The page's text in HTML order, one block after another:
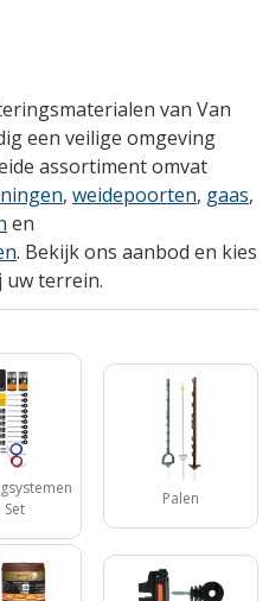
van Van
een veilige omgeving
assortiment omvat
, weidepoorten, gaas,
en
. Bekijk ons aanbod en kies
uw terrein.
Palen